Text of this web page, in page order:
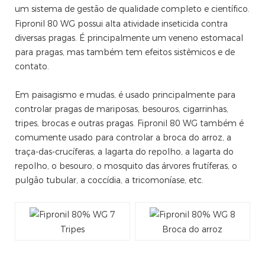
um sistema de gestão de qualidade completo e científico.
Fipronil 80 WG possui alta atividade inseticida contra
diversas pragas. É principalmente um veneno estomacal
para pragas, mas também tem efeitos sistêmicos e de
contato.
Em paisagismo e mudas, é usado principalmente para
controlar pragas de mariposas, besouros, cigarrinhas,
tripes, brocas e outras pragas. Fipronil 80 WG também é
comumente usado para controlar a broca do arroz, a
traça-das-crucíferas, a lagarta do repolho, a lagarta do
repolho, o besouro, o mosquito das árvores frutíferas, o
pulgão tubular, a coccídia, a tricomoníase, etc.
Tripes Broca do arroz